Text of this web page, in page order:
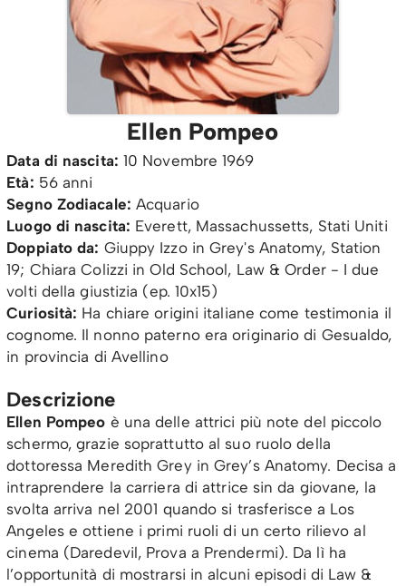
Ellen Pompeo
Data di nascita: 10 Novembre 1969
Età: 56 anni
Segno Zodiacale: Acquario
Luogo di nascita: Everett, Massachussetts, Stati Uniti
Doppiato da: Giuppy Izzo in Grey's Anatomy, Station
19; Chiara Colizzi in Old School, Law & Order - I due
volti della giustizia (ep. 10x15)
Curiosità: Ha chiare origini italiane come testimonia il
cognome. Il nonno paterno era originario di Gesualdo,
in provincia di Avellino
Descrizione
Ellen Pompeo è una delle attrici più note del piccolo
schermo, grazie soprattutto al suo ruolo della
dottoressa Meredith Grey in Grey’s Anatomy. Decisa a
intraprendere la carriera di attrice sin da giovane, la
svolta arriva nel 2001 quando si trasferisce a Los
Angeles e ottiene i primi ruoli di un certo rilievo al
cinema (Daredevil, Prova a Prendermi). Da lì ha
l’opportunità di mostrarsi in alcuni episodi di Law &